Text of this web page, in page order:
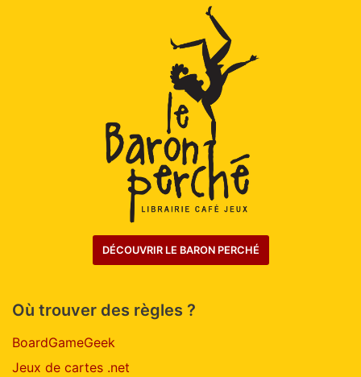
DÉCOUVRIR LE BARON PERCHÉ
Où trouver des règles ?
BoardGameGeek
Jeux de cartes .net